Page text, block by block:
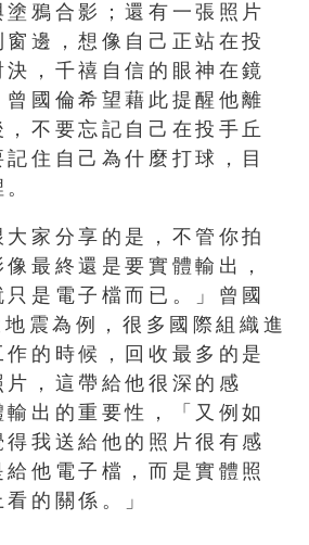
鴉合影；還有一張照片
邊，想像自己正站在投
，千禧自信的眼神在鏡
國倫希望藉此提醒他離
不要忘記自己在投手丘
住自己為什麼打球，目
大家分享的是，不管你拍
最終還是要實體輸出，
是電子檔而已。」曾國
震為例，很多國際組織進
的時候，回收最多的是
，這帶給他很深的感
出的重要性，「又例如
我送給他的照片很有感
他電子檔，而是實體照
的關係。」